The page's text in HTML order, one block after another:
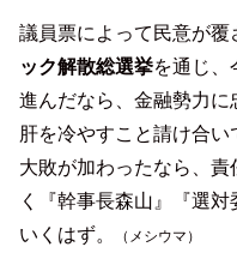
議員票によって民意が覆
ック解散総選挙を通じ、
進んだなら、金融勢力に
肝を冷やすこと請け合
大敗が加わったなら、
く『幹事長森山』『選対
いくはず。
（メシウマ）